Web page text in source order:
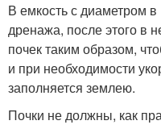
В емкость с диаметром
дренажа, после этого в
почек таким образом,
и при необходимости
заполняется землею.
Почки не должны, как